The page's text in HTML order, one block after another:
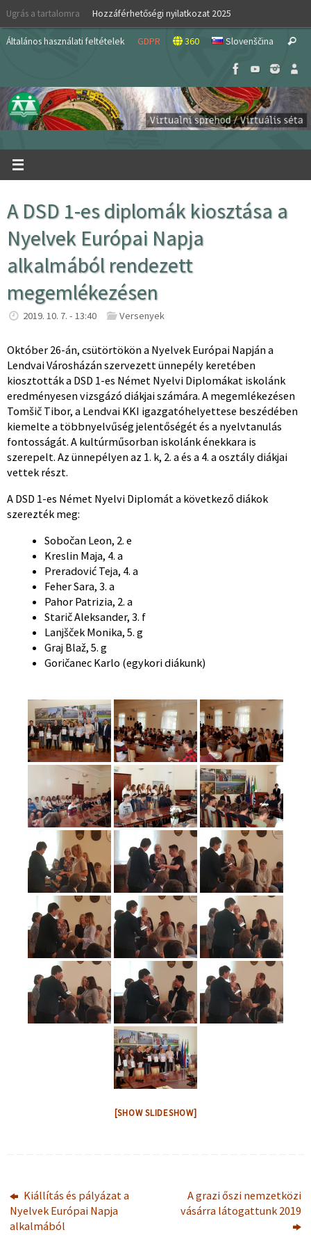
Skip
content
Ugrás a tartalomra Hozzáférhetőségi nyilatkozat 2025
Általános használati feltételek GDPR 360 Slovenščina Search
A DSD 1-es diplomák kiosztása a
Nyelvek Európai Napja
alkalmából rendezett
megemlékezésen
2019. 10. 7. - 13:40 Versenyek
Október 26-án, csütörtökön a Nyelvek Európai Napján a
Lendvai Városházán szervezett ünnepély keretében
kiosztották a DSD 1-es Német Nyelvi Diplomákat iskolánk
eredményesen vizsgázó diákjai számára. A megemlékezésen
Tomšič Tibor, a Lendvai KKI igazgatóhelyettese beszédében
kiemelte a többnyelvűség jelentőségét és a nyelvtanulás
fontosságát. A kultúrműsorban iskolánk énekkara is
szerepelt. Az ünnepélyen az 1. k, 2. a és a 4. a osztály diákjai
vettek részt.
A DSD 1-es Német Nyelvi Diplomát a következő diákok
szerezték meg:
Sobočan Leon, 2. e
Kreslin Maja, 4. a
Preradović Teja, 4. a
Feher Sara, 3. a
Pahor Patrizia, 2. a
Starič Aleksander, 3. f
Lanjšček Monika, 5. g
Graj Blaž, 5. g
Goričanec Karlo (egykori diákunk)
[SHOW SLIDESHOW]
Kiállítás és pályázat a
Nyelvek Európai Napja
alkalmából
A grazi őszi nemzetközi
vásárra látogattunk 2019